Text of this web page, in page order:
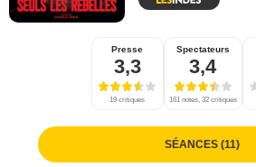
Presse
3,3
19 critiques
Spectateurs
3,4
161 notes, 32 critiques
SÉANCES (11)